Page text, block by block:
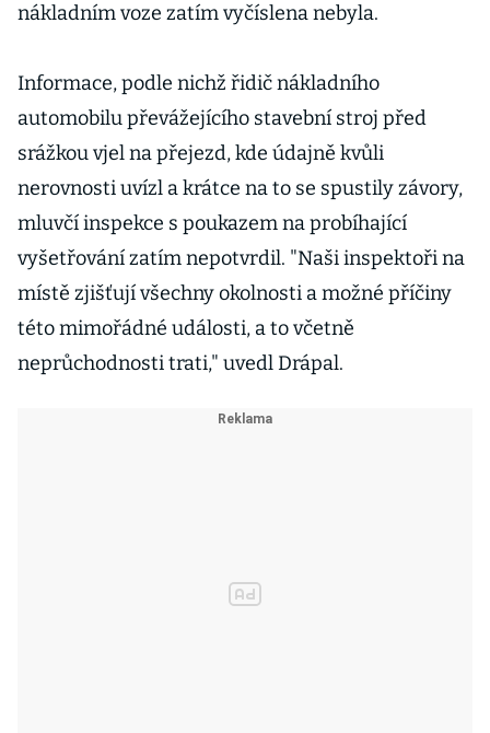
nákladním voze zatím vyčíslena nebyla.
Informace, podle nichž řidič nákladního
automobilu převážejícího stavební stroj před
srážkou vjel na přejezd, kde údajně kvůli
nerovnosti uvízl a krátce na to se spustily závory,
mluvčí inspekce s poukazem na probíhající
vyšetřování zatím nepotvrdil. "Naši inspektoři na
místě zjišťují všechny okolnosti a možné příčiny
této mimořádné události, a to včetně
neprůchodnosti trati," uvedl Drápal.